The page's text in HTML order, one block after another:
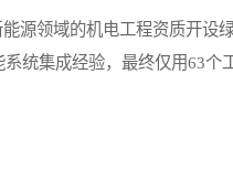
领域的机电工程资质开设
统集成经验，最终仅用63